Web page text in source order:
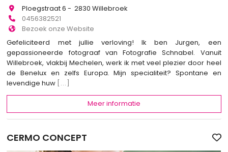
Ploegstraat 6 - 2830 Willebroek
0456382521
Bezoek onze Website
Gefeliciteerd met jullie verloving! Ik ben Jurgen, een
gepassioneerde fotograaf van Fotografie Schnabel. Vanuit
Willebroek, vlakbij Mechelen, werk ik met veel plezier door heel
de Benelux en zelfs Europa. Mijn specialiteit? Spontane en
levendige huw [...]
Meer informatie
CERMO CONCEPT